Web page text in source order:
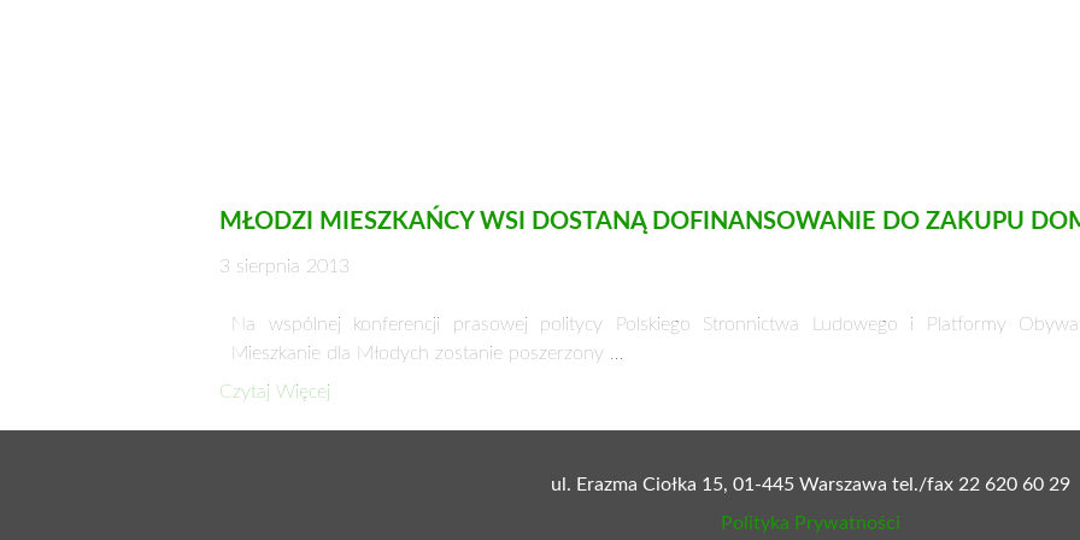
MŁODZI MIESZKAŃCY WSI DOSTANĄ DOFINANSOWANIE DO ZAKUPU
3 sierpnia 2013
Na wspólnej konferencji prasowej politycy Polskiego Stronnictwa Ludowego i Platformy
Mieszkanie dla Młodych zostanie poszerzony …
Czytaj Więcej
ul. Erazma Ciołka 15, 01-445 Warszawa tel./fax 22 620 60 29
Polityka Prywatności